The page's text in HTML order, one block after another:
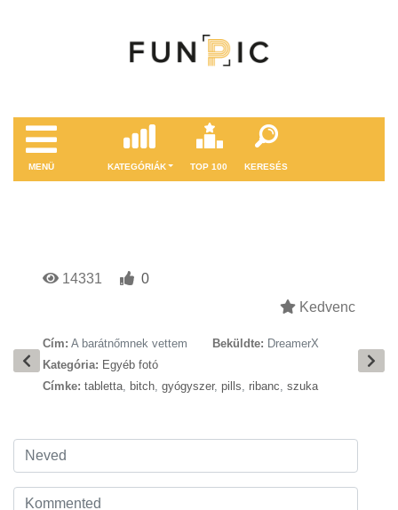
MENÜ KATEGÓRIÁK TOP 100 KERESÉS
14331
0
Kedvenc
Cím: A barátnőmnek vettem Beküldte: DreamerX
Kategória: Egyéb fotó
Címke: tabletta, bitch, gyógyszer, pills, ribanc, szuka